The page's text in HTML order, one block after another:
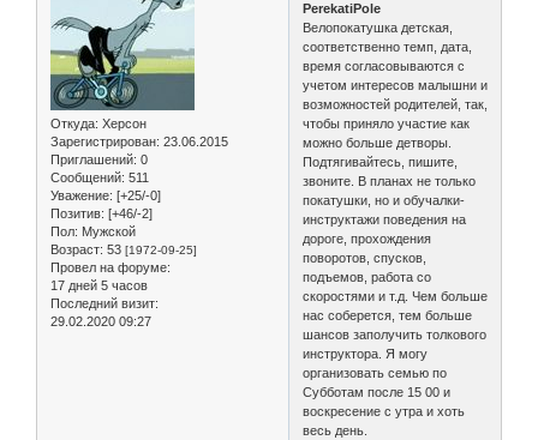
Откуда: Херсон
Зарегистрирован: 23.06.2015
Приглашений: 0
Сообщений: 511
Уважение: [+25/-0]
Позитив: [+46/-2]
Пол: Мужской
Возраст: 53 [1972-09-25]
Провел на форуме:
17 дней 5 часов
Последний визит:
29.02.2020 09:27
PerekatiPole
Велопокатушка детская,
соответственно темп, дата,
время согласовываются с
учетом интересов малышни и
возможностей родителей, так,
чтобы приняло участие как
можно больше детворы.
Подтягивайтесь, пишите,
звоните. В планах не только
покатушки, но и обучалки-
инструктажи поведения на
дороге, прохождения
поворотов, спусков,
подъемов, работа со
скоростями и т.д. Чем больше
нас соберется, тем больше
шансов заполучить толкового
инструктора. Я могу
организовать семью по
Субботам после 15 00 и
воскресение с утра и хоть
весь день.